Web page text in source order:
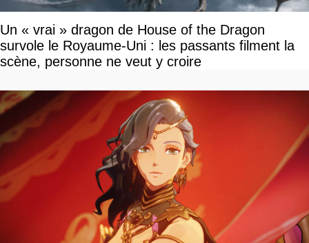
Un « vrai » dragon de House of the Dragon
survole le Royaume-Uni : les passants filment la
scène, personne ne veut y croire